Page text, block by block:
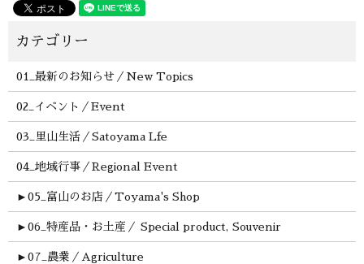
01_最新のお知らせ／New Topics
02_イベント／Event
03_里山生活／Satoyama Lfe
04_地域行事／Regional Event
► 05_富山のお店／Toyama's Shop
► 06_特産品・お土産／ Special product, Souvenir
► 07_農業／Agriculture